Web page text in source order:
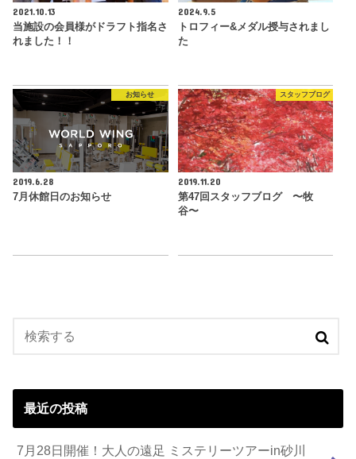
2021.10.13
当施設の会員様がドラフト指名さ
れました！！
2024.9.5
トロフィー&メダル授与されまし
た
お知らせ
2019.6.28
7月休館日のお知らせ
スタッフブログ
2019.11.20
第47回スタッフブログ 〜牧
谷〜
最近の投稿
7月28日開催！大人の遠足 ミステリーツアーin砂川